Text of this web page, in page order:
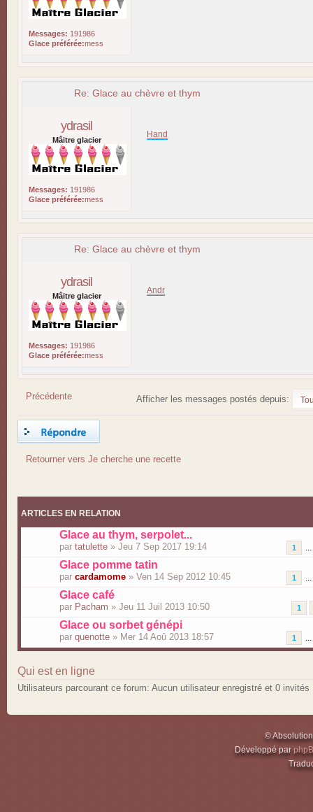
Messages: 191986
Glace préférée:mess
Re: Glace au chèvre et thym
ydrasil
Mâitre glacier
Messages: 191986
Glace préférée:mess
Hand
Re: Glace au chèvre et thym
ydrasil
Mâitre glacier
Messages: 191986
Glace préférée:mess
Andr
Précédente Afficher les messages postés depuis:
Retourner vers Je cherche une recette
ARTICLES EN RELATION
Glace au thym, serpolet...
1
par tatulette » Jeu 7 Sep 2017 19:14
Glace pomme tatin
1
par cardamome » Ven 14 Sep 2012 10:45
Glace café
1
par Pacham » Jeu 11 Juil 2013 10:50
Glace ou sorbet génépi
1
par quenotte » Mer 14 Aoû 2013 18:57
Qui est en ligne
Utilisateurs parcourant ce forum: Aucun utilisateur enregistré et 0 invités
©
Développé par